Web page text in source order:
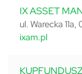
IX ASSET
ul. Warecka
ixam.pl